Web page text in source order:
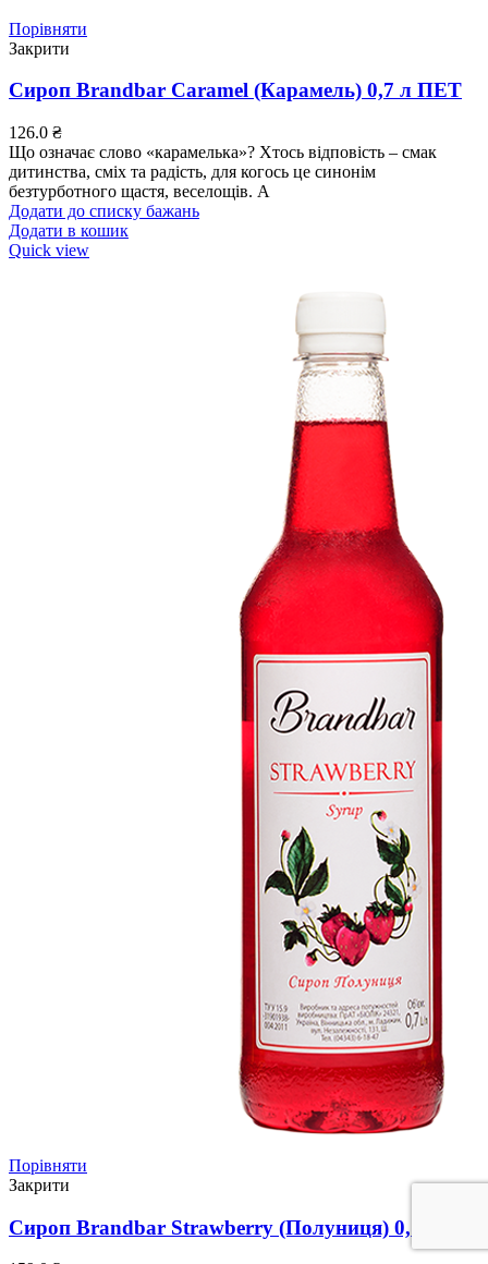
Порівняти
Закрити
Сироп Brandbar Caramel (Карамель) 0,7 л ПЕТ
126.0 ₴
Що означає слово «карамелька»? Хтось відповість – смак
дитинства, сміх та радість, для когось це синонім
безтурботного щастя, веселощів. А
Додати до списку бажань
Додати в кошик
Quick view
Порівняти
Закрити
Сироп Brandbar Strawberry (Полуниця) 0,7л